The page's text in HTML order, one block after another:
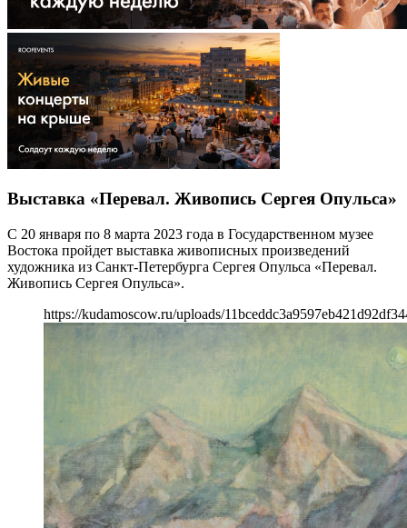
Выставка «Перевал. Живопись Сергея Опульса»
С 20 января по 8 марта 2023 года в Государственном музее
Востока пройдет выставка живописных произведений
художника из Санкт-Петербурга Сергея Опульса «Перевал.
Живопись Сергея Опульса».
https://kudamoscow.ru/uploads/